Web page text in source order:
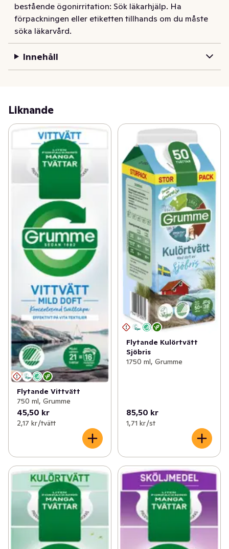
bestående ögonirritation: Sök läkarhjälp. Ha
förpackningen eller etiketten tillhands om du måste
söka läkarvård.
Innehåll
Liknande
Flytande Vittvätt
750 ml, Grumme
45,50 kr
2,17 kr /tvätt
Flytande Kulörtvätt
Sjöbris
1750 ml, Grumme
85,50 kr
1,71 kr /st